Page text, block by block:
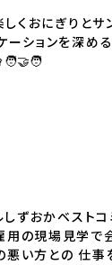
くおにぎりとサ
ーションを深め
ずおかベストコ
の現場見学で
悪い方との 仕事